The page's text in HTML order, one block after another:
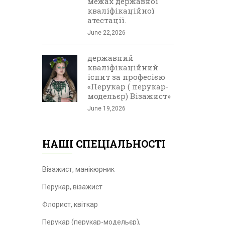
кваліфікаційної
атестації.
June 22,2026
державний
кваліфікаційний
іспит за професією
«Перукар ( перукар-
модельєр) Візажист»
June 19,2026
НАШІ СПЕЦІАЛЬНОСТІ
Візажист, манікюрник
Перукар, візажист
Флорист, квіткар
Перукар (перукар-модельєр),